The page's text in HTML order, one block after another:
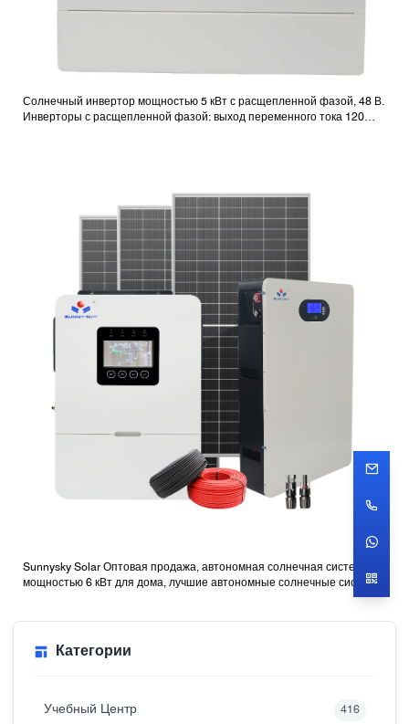
Солнечный инвертор мощностью 5 кВт с расщепленной фазой, 48 В.
Инверторы с расщепленной фазой: выход переменного тока 120
Sunnysky Solar Оптовая продажа, автономная солнечная система
мощностью 6 кВт для дома, лучшие автономные солнечные системы
Категории
Учебный Центр 416